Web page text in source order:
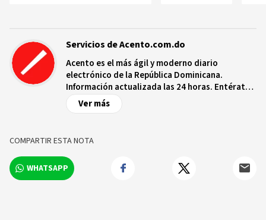
Servicios de Acento.com.do
Acento es el más ágil y moderno diario
electrónico de la República Dominicana.
Información actualizada las 24 horas. Entérate
de las noticias y sucesos más importantes a
nivel nacional e internacional, videos y fotos
Ver más
COMPARTIR ESTA NOTA
WHATSAPP